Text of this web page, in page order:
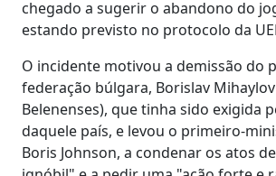
chegado a sugerir o abandono do
estando previsto no protocolo da
O incidente motivou a demissão do
federação búlgara, Borislav
Belenenses), que tinha sido exigida
daquele país, e levou o primeiro-
Boris Johnson, a condenar os atos